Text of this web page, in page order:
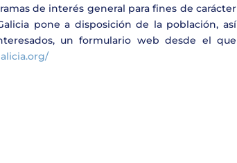
de interés general para fines de carácter
pone a disposición de la población, así
un formulario web desde el que